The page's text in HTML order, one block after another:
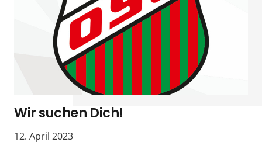
Wir suchen Dich!
12. April 2023